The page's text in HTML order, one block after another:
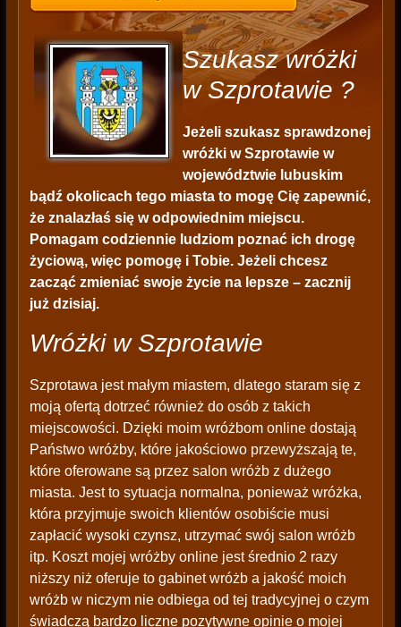
Szukasz wróżki
w Szprotawie ?
Jeżeli szukasz sprawdzonej
wróżki w Szprotawie w
województwie lubuskim
bądź okolicach tego miasta to mogę Cię zapewnić,
że znalazłaś się w odpowiednim miejscu.
Pomagam codziennie ludziom poznać ich drogę
życiową, więc pomogę i Tobie. Jeżeli chcesz
zacząć zmieniać swoje życie na lepsze – zacznij
już dzisiaj.
Wróżki w Szprotawie
Szprotawa jest małym miastem, dlatego staram się z
moją ofertą dotrzeć również do osób z takich
miejscowości. Dzięki moim wróżbom online dostają
Państwo wróżby, które jakościowo przewyższają te,
które oferowane są przez salon wróżb z dużego
miasta. Jest to sytuacja normalna, ponieważ wróżka,
która przyjmuje swoich klientów osobiście musi
zapłacić wysoki czynsz, utrzymać swój salon wróżb
itp. Koszt mojej wróżby online jest średnio 2 razy
niższy niż oferuje to gabinet wróżb a jakość moich
wróżb w niczym nie odbiega od tej tradycyjnej o czym
świadczą bardzo liczne pozytywne opinie o mojej